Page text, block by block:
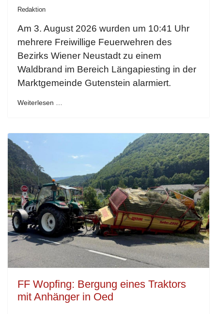
Redaktion
Am 3. August 2026 wurden um 10:41 Uhr
mehrere Freiwillige Feuerwehren des
Bezirks Wiener Neustadt zu einem
Waldbrand im Bereich Längapiesting in der
Marktgemeinde Gutenstein alarmiert.
Weiterlesen …
FF Wopfing: Bergung eines Traktors
mit Anhänger in Oed